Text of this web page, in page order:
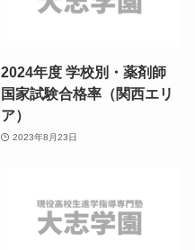
2024年度 学校別・薬剤師
国家試験合格率（関西エリ
ア）
2023年8月23日